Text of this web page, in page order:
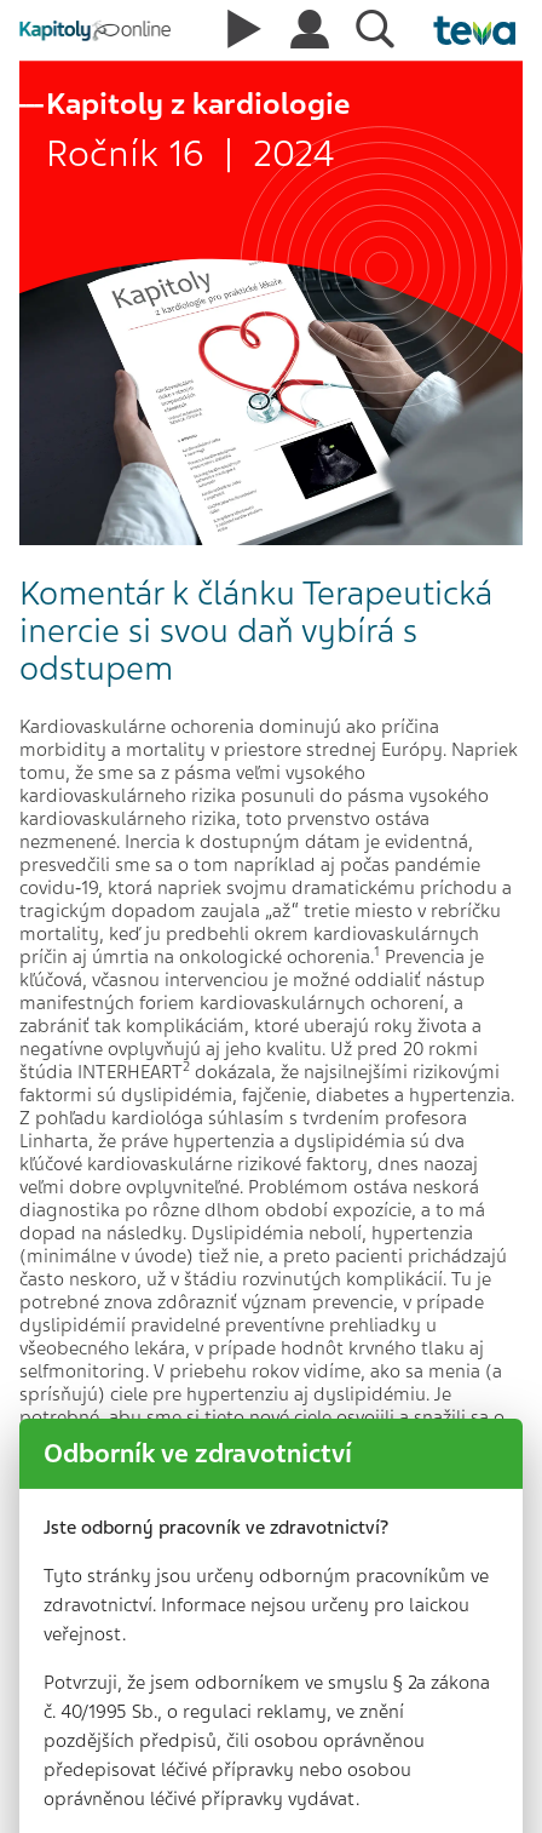
Kapitoly z kardiologie
Ročník 16 | 2024
Komentár k článku Terapeutická
inercie si svou daň vybírá s
odstupem
Kardiovaskulárne ochorenia dominujú ako príčina
morbidity a mortality v priestore strednej Európy. Napriek
tomu, že sme sa z pásma veľmi vysokého
kardiovaskulárneho rizika posunuli do pásma vysokého
kardiovaskulárneho rizika, toto prvenstvo ostáva
nezmenené. Inercia k dostupným dátam je evidentná,
presvedčili sme sa o tom napríklad aj počas pandémie
covidu‑19, ktorá napriek svojmu dramatickému príchodu a
tragickým dopadom zaujala „až“ tretie miesto v rebríčku
mortality, keď ju predbehli okrem kardiovaskulárnych
príčin aj úmrtia na onkologické ochorenia.1 Prevencia je
kľúčová, včasnou in­ter­ven­ciou je možné oddialiť nástup
manifestných foriem kardiovaskulárnych ochorení, a
zabrániť tak komplikáciám, ktoré uberajú roky života a
negatívne ovplyvňujú aj jeho kvalitu. Už pred 20 rokmi
štúdia INTERHEART2 dokázala, že najsilnejšími rizikovými
faktormi sú dyslipidémia, fajčenie, diabetes a hypertenzia.
Z pohľadu kardiológa súhlasím s tvrdením profesora
Linharta, že práve hypertenzia a dyslipidémia sú dva
kľúčové kardiovaskulárne rizikové faktory, dnes naozaj
veľmi dobre ovplyvniteľné. Problémom ostáva neskorá
diagnostika po rôzne dlhom období expozície, a to má
dopad na následky. Dyslipidémia nebolí, hypertenzia
(minimálne v úvode) tiež nie, a preto pacienti prichádzajú
často neskoro, už v štádiu rozvinutých komplikácií. Tu je
potrebné znova zdôrazniť význam prevencie, v prípade
dyslipidémií pravidelné preventívne prehliadky u
všeobecného lekára, v prípade hodnôt krvného tlaku aj
selfmonitoring. V priebehu rokov vidíme, ako sa menia (a
sprísňujú) ciele pre hypertenziu aj dyslipidémiu. Je
potrebné, aby sme si tieto nové ciele osvojili a snažili sa o
ich dosiahnutie u našich pacientov. K dispozícii máme
široké armamentárium prípravkov, trh tiež reaguje na nové
trendy a odporúčania. Existujú fixné kombinácie, ktoré
hypertenzie, tak aj dyslipidémií. V oblasti dyslipidémií
preukázala, že aterosklerózu vieme nielen spomaliť alebo
zastaviť, dnes je realitou aj regresia aterosklerotických
plátov. Často však musíme prekonávať neochotu, alebo
dokonca odpor pacientov k hypolipidemickej liečbe, na
strane zdravotníckych profesionálov potom inerciu k
odporúčaniam napriek tomu, že medicína dôkazov
opakovane potvrdila platnosť LDL hypotézy, že čím nižšie,
tým lepšie. K tomuto konštatovaniu už pridávame len
poznámku – čím rýchlejšie, tým lepšie a čím dlhšie, tým
lepšie. Nabádame tak k včasnej iniciácii liečby s
dostatočným hypolipidemickým potenciálom, ktorú
Odborník ve zdravotnictví
Jste odborný pracovník ve zdravotnictví?
Tyto stránky jsou určeny odborným pracovníkům ve
zdravotnictví. Informace nejsou určeny pro laickou
veřejnost.
Potvrzuji, že jsem odborníkem ve smyslu § 2a zákona
č. 40/1995 Sb., o regulaci reklamy, ve znění
pozdějších předpisů, čili osobou oprávněnou
předepisovat léčivé přípravky nebo osobou
oprávněnou léčivé přípravky vydávat.